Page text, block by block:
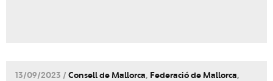
13/09/2023 / Consell de Mallorca, Federació de Mallorca,